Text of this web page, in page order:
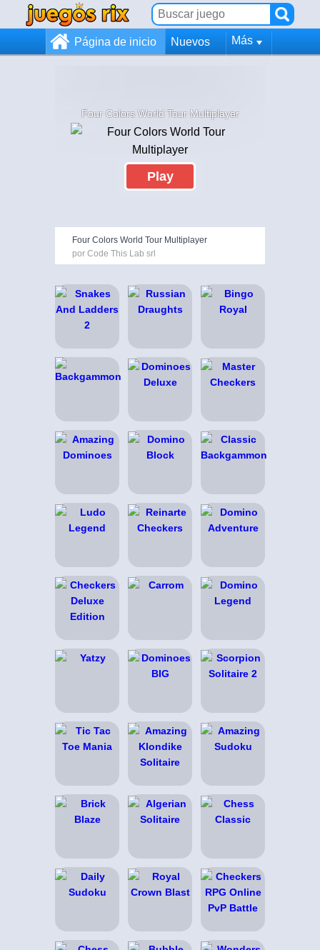
Página de inicio Nuevos Más
Four Colors World Tour Multiplayer
Play
Four Colors World Tour Multiplayer
por Code This Lab srl